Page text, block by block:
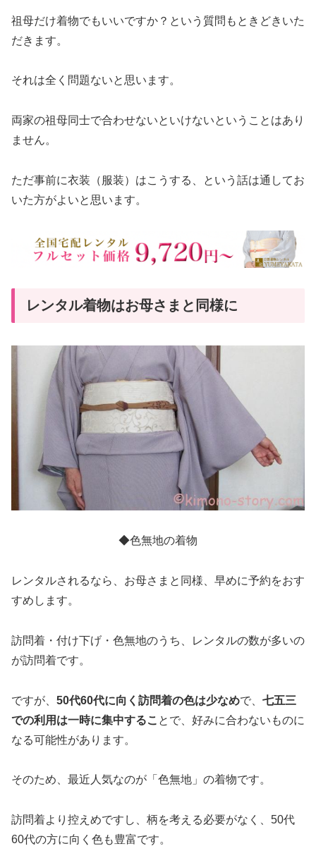
祖母だけ着物でもいいですか？という質問もときどきいた
だきます。
それは全く問題ないと思います。
両家の祖母同士で合わせないといけないということはあり
ません。
ただ事前に衣装（服装）はこうする、という話は通してお
いた方がよいと思います。
レンタル着物はお母さまと同様に
◆色無地の着物
レンタルされるなら、お母さまと同様、早めに予約をおす
すめします。
訪問着・付け下げ・色無地のうち、レンタルの数が多いの
が訪問着です。
ですが、 50代60代に向く訪問着の色は少なめで、 七五三
での利用は一時に集中するこ とで、好みに合わないものに
なる可能性があります。
そのため、最近人気なのが「色無地」の着物です。
訪問着より控えめですし、柄を考える必要がなく、50代
60代の方に向く色も豊富です。